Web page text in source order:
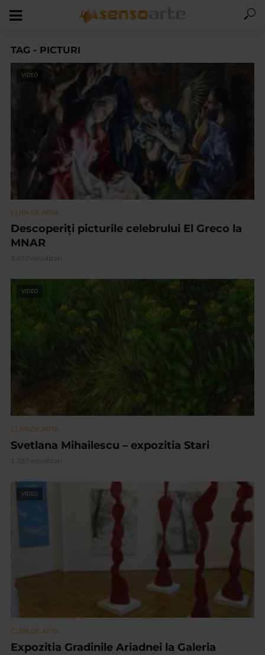
TAG - PICTURI
VIDEO
CLIPA DE ARTA
Descoperiți picturile celebrului El Greco la
MNAR
3.652 vizualizari
VIDEO
CLIPA DE ARTA
Svetlana Mihailescu – expozitia Stari
1.357 vizualizari
VIDEO
CLIPA DE ARTA
Expozitia Gradinile Ariadnei la Galeria